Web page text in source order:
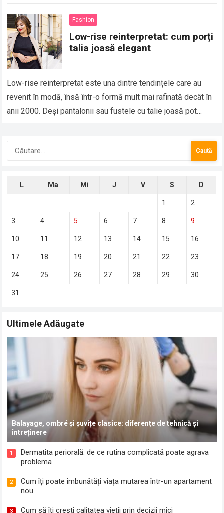
Fashion
Low-rise reinterpretat: cum porți
talia joasă elegant
Low-rise reinterpretat este una dintre tendințele care au
revenit în modă, însă într-o formă mult mai rafinată decât în
anii 2000. Deși pantalonii sau fustele cu talie joasă pot
Caută
după:
L Ma Mi J V S D
1 2
3 4 5 6 7 8 9
10 11 12 13 14 15 16
17 18 19 20 21 22 23
24 25 26 27 28 29 30
31
Ultimele Adăugate
Balayage, ombré și șuvițe clasice: diferențe de tehnică și
întreținere
1
Dermatita periorală: de ce rutina complicată poate agrava
problema
2
Cum îți poate îmbunătăți viața mutarea într-un apartament
nou
3 Cum să îți crești calitatea vieții prin decizii mici